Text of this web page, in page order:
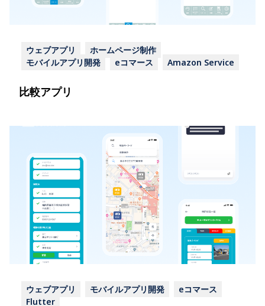
ウェブアプリ
ホームページ制作
モバイルアプリ開発
eコマース Amazon Service
比較アプリ
ウェブアプリ モバイルアプリ開発
eコマース
Flutter